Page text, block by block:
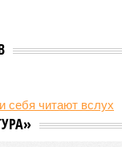
и
–
на Люблинской
компаний-